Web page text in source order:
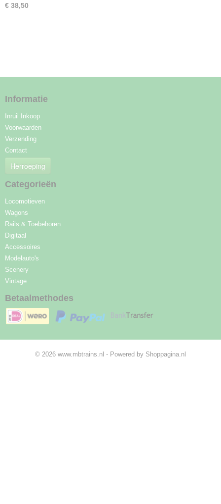
€ 38,50
Informatie
Inruil Inkoop
Voorwaarden
Verzending
Contact
Herroeping
Categorieën
Locomotieven
Wagons
Rails & Toebehoren
Digitaal
Accessoires
Modelauto's
Scenery
Vintage
Betaalmethodes
© 2026 www.mbtrains.nl - Powered by Shoppagina.nl